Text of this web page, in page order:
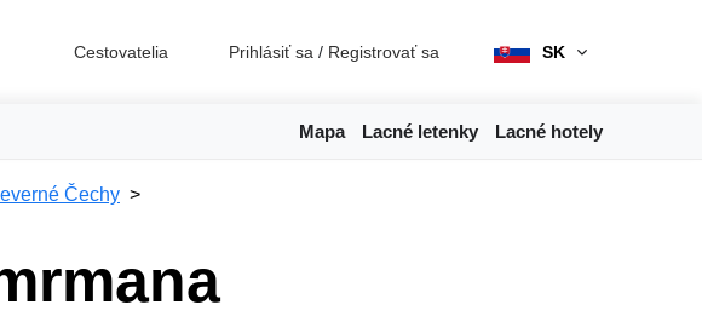
Cestovatelia Prihlásiť sa / Registrovať sa SK
Mapa Lacné letenky Lacné hotely
Čechy